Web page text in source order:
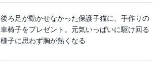
後ろ足が動かせなかった保護子猫に、手作りの
車椅子をプレゼント。元気いっぱいに駆け回る
様子に思わず胸が熱くなる